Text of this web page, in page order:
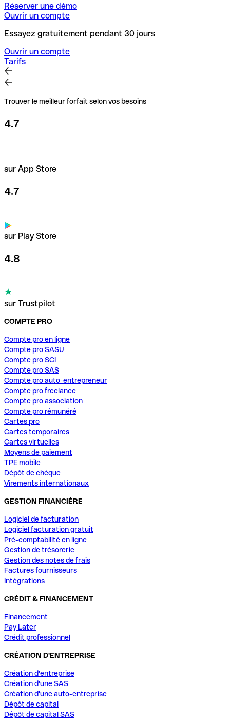
Réserver une démo
Ouvrir un compte
Essayez gratuitement pendant 30 jours
Ouvrir un compte
Tarifs
Trouver le meilleur forfait selon vos besoins
4.7
sur App Store
4.7
sur Play Store
4.8
sur Trustpilot
COMPTE PRO
Compte pro en ligne
Compte pro SASU
Compte pro SCI
Compte pro SAS
Compte pro auto-entrepreneur
Compte pro freelance
Compte pro association
Compte pro rémunéré
Cartes pro
Cartes temporaires
Cartes virtuelles
Moyens de paiement
TPE mobile
Dépôt de chèque
Virements internationaux
GESTION FINANCIÈRE
Logiciel de facturation
Logiciel facturation gratuit
Pré-comptabilité en ligne
Gestion de trésorerie
Gestion des notes de frais
Factures fournisseurs
Intégrations
CRÈDIT & FINANCEMENT
Financement
Pay Later
Crédit professionnel
CRÉATION D'ENTREPRISE
Création d'entreprise
Création d'une SAS
Création d'une auto-entreprise
Dépôt de capital
Dépôt de capital SAS